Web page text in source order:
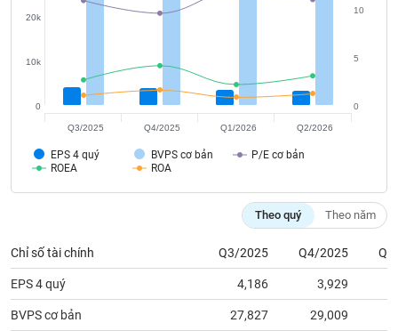
EPS 4 quý BVPS cơ bản
P/E cơ bản
ROEA
ROA
0
10k
20k
0
5
10
Q3/2025 Q4/2025 Q1/2026 Q2/2026
Theo quý Theo năm
Chỉ số tài chính Q3/2025 Q4/2025
EPS 4 quý 4,186 3,929
BVPS cơ bản 27,827 29,009
tài